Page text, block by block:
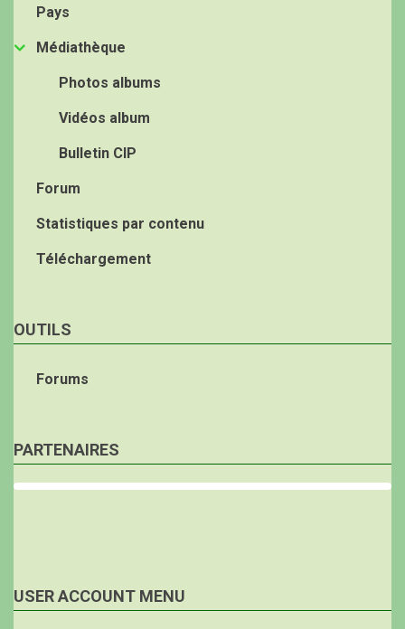
Pays
Médiathèque
Photos albums
Vidéos album
Bulletin CIP
Forum
Statistiques par contenu
Téléchargement
OUTILS
Forums
PARTENAIRES
USER ACCOUNT MENU